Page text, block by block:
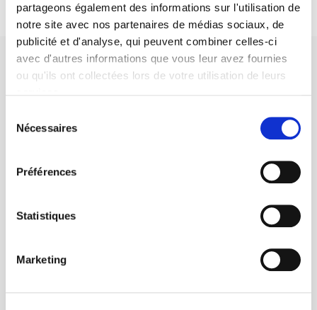
partageons également des informations sur l'utilisation de
notre site avec nos partenaires de médias sociaux, de
publicité et d'analyse, qui peuvent combiner celles-ci
avec d'autres informations que vous leur avez fournies
ou qu'ils ont collectées lors de votre utilisation de leurs
Nécessaires
Préférences
Statistiques
Marketing
Maison d'édition dédiée aux sciences humaines et sociales, les
Presses de Sciences Po participent depuis leur création en 1976
FOREIGN RIGHTS
CONDITIONS GÉNÉRALES